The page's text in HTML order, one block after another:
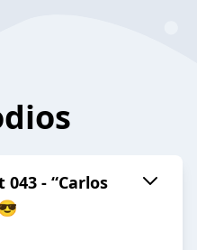
043 - “Carlos